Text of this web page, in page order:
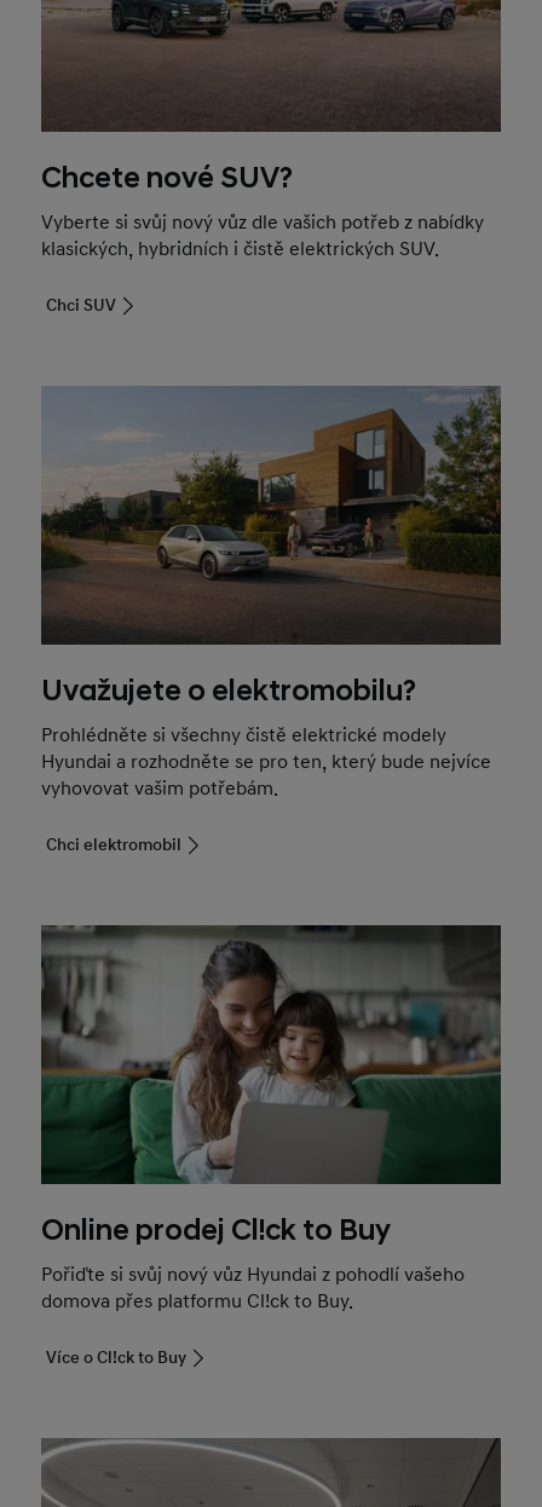
Chcete nové SUV?
Vyberte si svůj nový vůz dle vašich potřeb z nabídky
klasických, hybridních i čistě elektrických SUV.
Chci SUV
Uvažujete o elektromobilu?
Prohlédněte si všechny čistě elektrické modely
Hyundai a rozhodněte se pro ten, který bude nejvíce
vyhovovat vašim potřebám.
Chci elektromobil
Online prodej Cl!ck to Buy
Pořiďte si svůj nový vůz Hyundai z pohodlí vašeho
domova přes platformu Cl!ck to Buy.
Více o Cl!ck to Buy